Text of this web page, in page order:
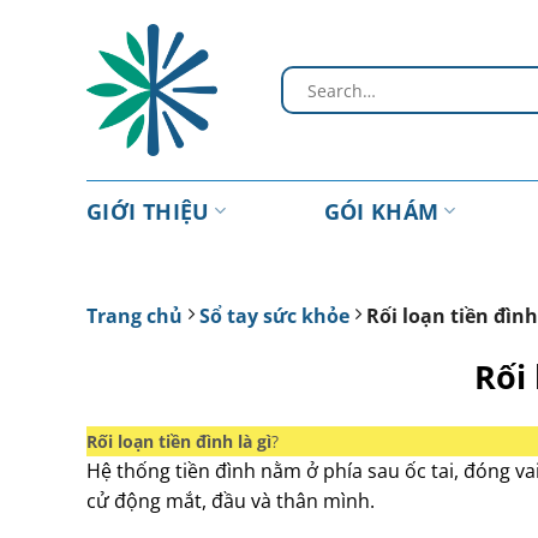
GIỚI THIỆU GÓI KHÁM
Trang chủ Sổ tay sức khỏe Rối loạn tiền đình
Rối loạn tiền đình là gì?
Hệ thống tiền đình nằm ở phía sau ốc tai, đóng
cử động mắt, đầu và thân mình.